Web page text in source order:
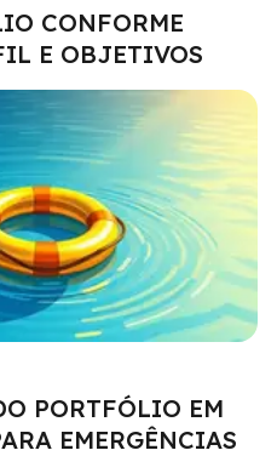
CONFORME
E OBJETIVOS
PORTFÓLIO EM
EMERGÊNCIAS